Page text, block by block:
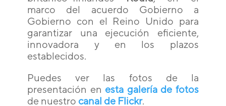
marco del acuerdo Gobierno a
Gobierno con el Reino Unido para
garantizar una ejecución eficiente,
innovadora y en los plazos
establecidos.
Puedes ver las fotos de la
presentación en esta galería de fotos
de nuestro canal de Flickr.